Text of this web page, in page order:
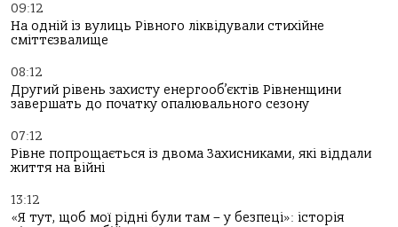
09:12
На одній із вулиць Рівного ліквідували стихійне
сміттєзвалище
08:12
Другий рівень захисту енергооб’єктів Рівненщини
завершать до початку опалювального сезону
07:12
Рівне попрощається із двома Захисниками, які віддали
життя на війні
13:12
«Я тут, щоб мої рідні були там – у безпеці»: історія